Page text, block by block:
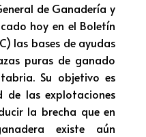
de Ganadería y
hoy en el Boletín
las bases de ayudas
puras de ganado
Su objetivo es
las explotaciones
la brecha que en
existe aún